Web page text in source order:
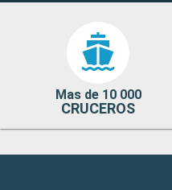
Mas de 10 000
CRUCEROS